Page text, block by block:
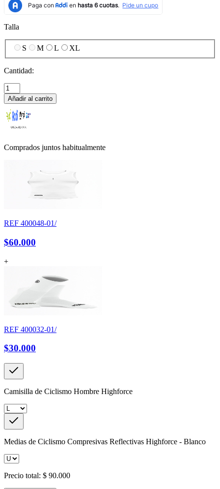
Talla
S M L XL
Cantidad:
Añadir al carrito
Comprados juntos habitualmente
REF 400048-01/
$60.000
+
REF 400032-01/
$30.000
Camisilla de Ciclismo Hombre Highforce
Medias de Ciclismo Compresivas Reflectivas Highforce - Blanco
Precio total: $ 90.000